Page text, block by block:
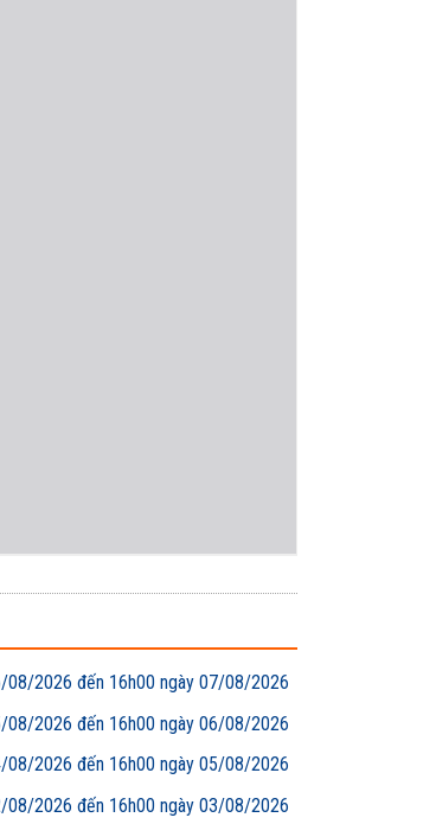
08/2026 đến 16h00 ngày 07/08/2026
08/2026 đến 16h00 ngày 06/08/2026
08/2026 đến 16h00 ngày 05/08/2026
08/2026 đến 16h00 ngày 03/08/2026